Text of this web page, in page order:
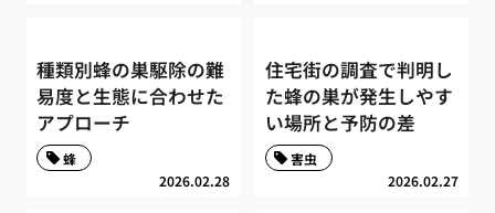
種類別蜂の巣駆除の難
易度と生態に合わせた
アプローチ
2026.02.28
蜂
住宅街の調査で判明し
た蜂の巣が発生しやす
い場所と予防の差
2026.02.27
害虫